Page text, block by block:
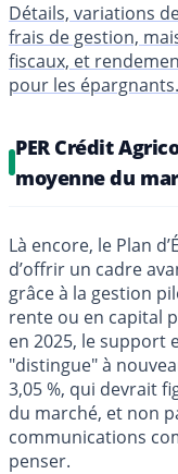
Détails, variations
frais de gestion,
fiscaux, et
pour les épargnants.
PER Crédit
moyenne du
Là encore, le Plan
d’offrir un cadre
grâce à la gestion
rente ou en capital
en 2025, le support
"distingue" à
3,05 %, qui devrait
du marché, et non
communications
penser.